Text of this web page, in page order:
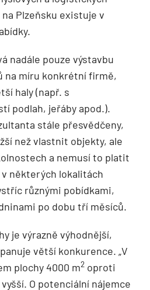
Plzeňsku existuje v
nadále pouze výstavbu
na míru konkrétní firmě,
haly (např. s
podlah, jeřáby apod.).
stále přesvědčeny,
než vlastnit objekty, ale
a nemusí to platit
některých lokalitách
různými pobídkami,
po dobu tří měsíců.
je výrazně výhodnější,
větší konkurence. „V
plochy 4000 m2 oproti
O potenciální nájemce